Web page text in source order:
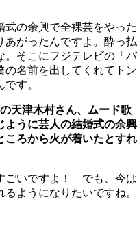
の余興で全裸芸をやった
あがったんですよ。酔っ払
。そこにフジテレビの「バ
の名前を出してくれてトン
す。
天津木村さん、ムード歌
ように芸人の結婚式の余興
ころから火が着いたとすれ
いですよ！ でも、今は
ようになりたいですね。